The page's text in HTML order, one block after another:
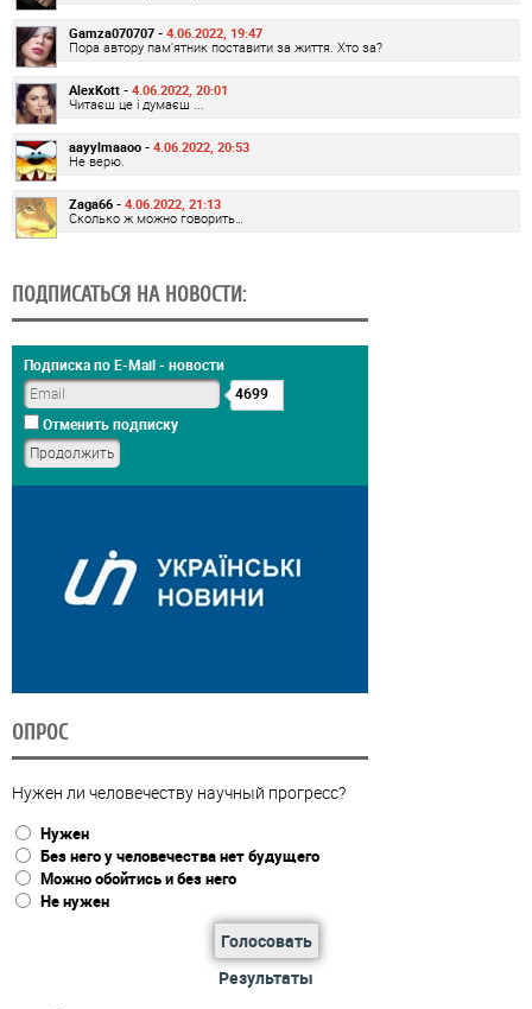
Gamza070707 - 4.06.2022, 19:47
Пора автору пам'ятник поставити за життя. Хто за?
AlexKott - 4.06.2022, 20:01
Читаєш це і думаєш ...
aayylmaaoo - 4.06.2022, 20:53
Не верю.
Zaga66 - 4.06.2022, 21:13
Сколько ж можно говорить…
ПОДПИСАТЬСЯ НА НОВОСТИ:
Подписка по E-Mail - новости
4699
Отменить подписку
ОПРОС
Нужен ли человечеству научный прогресс?
Нужен
Без него у человечества нет будущего
Можно обойтись и без него
Не нужен
Голосовать
Результаты